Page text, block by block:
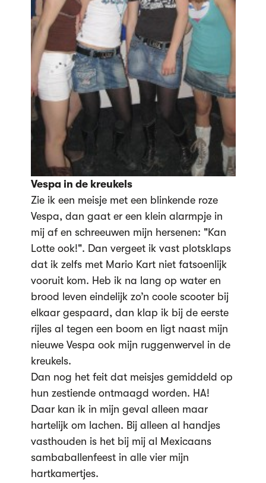
Vespa in de kreukels
Zie ik een meisje met een blinkende roze
Vespa, dan gaat er een klein alarmpje in
mij af en schreeuwen mijn hersenen: "Kan
Lotte ook!". Dan vergeet ik vast plotsklaps
dat ik zelfs met Mario Kart niet fatsoenlijk
vooruit kom. Heb ik na lang op water en
brood leven eindelijk zo’n coole scooter bij
elkaar gespaard, dan klap ik bij de eerste
rijles al tegen een boom en ligt naast mijn
nieuwe Vespa ook mijn ruggenwervel in de
kreukels.
Dan nog het feit dat meisjes gemiddeld op
hun zestiende ontmaagd worden. HA!
Daar kan ik in mijn geval alleen maar
hartelijk om lachen. Bij alleen al handjes
vasthouden is het bij mij al Mexicaans
sambaballenfeest in alle vier mijn
hartkamertjes.